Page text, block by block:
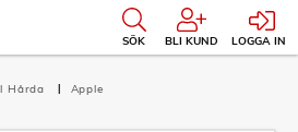
SÖK BLI KUND LOGGA IN
Hårda Apple